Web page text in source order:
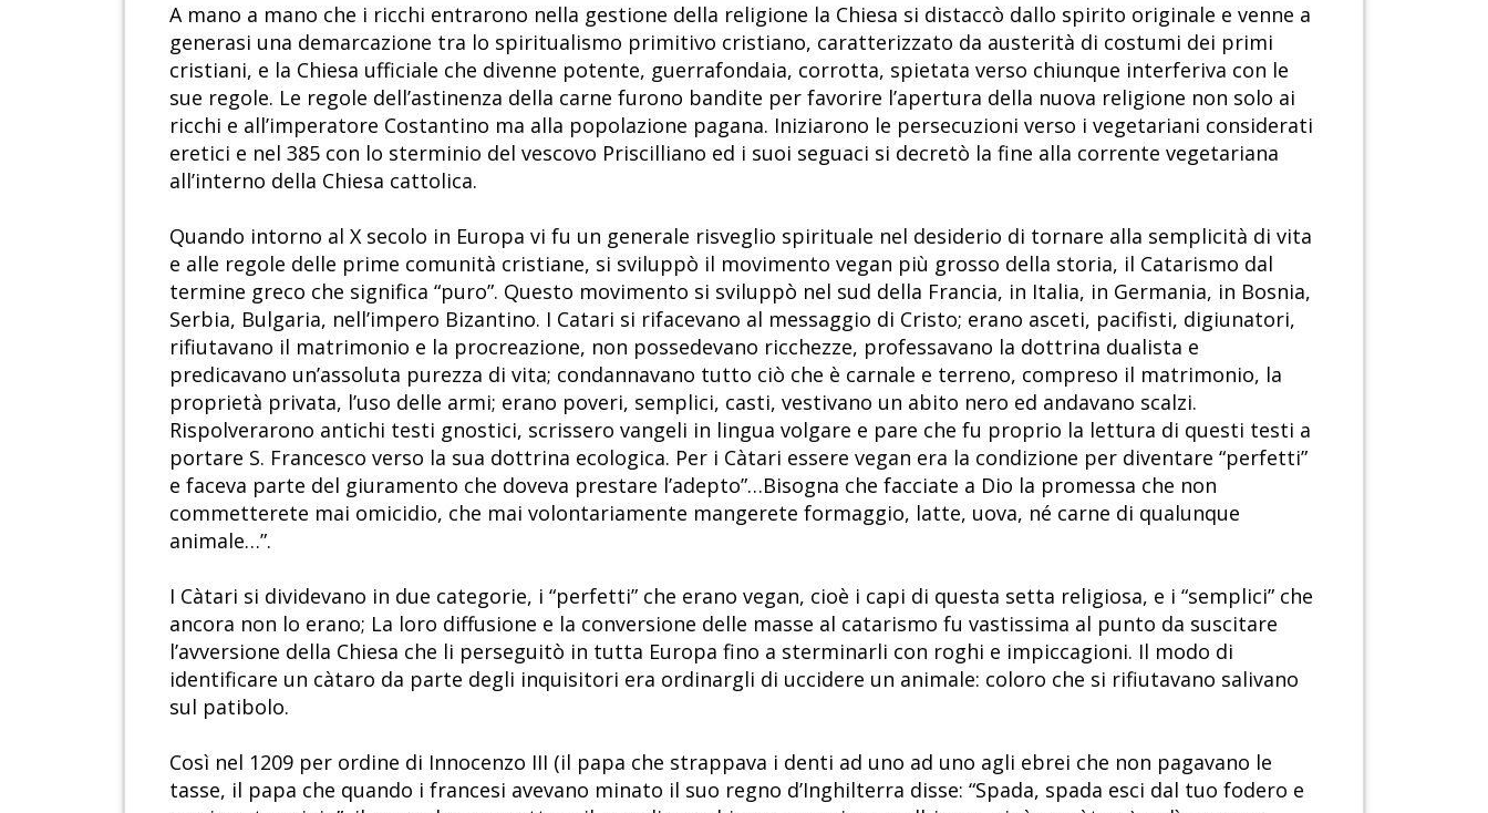
A mano a mano che i ricchi entrarono nella gestione della religione la Chiesa si distaccò dallo spirito originale e venne a
generasi una demarcazione tra lo spiritualismo primitivo cristiano, caratterizzato da austerità di costumi dei primi
cristiani, e la Chiesa ufficiale che divenne potente, guerrafondaia, corrotta, spietata verso chiunque interferiva con le
sue regole. Le regole dell’astinenza della carne furono bandite per favorire l’apertura della nuova religione non solo ai
ricchi e all’imperatore Costantino ma alla popolazione pagana. Iniziarono le persecuzioni verso i vegetariani considerati
eretici e nel 385 con lo sterminio del vescovo Priscilliano ed i suoi seguaci si decretò la fine alla corrente vegetariana
all’interno della Chiesa cattolica.
Quando intorno al X secolo in Europa vi fu un generale risveglio spirituale nel desiderio di tornare alla semplicità di vita
e alle regole delle prime comunità cristiane, si sviluppò il movimento vegan più grosso della storia, il Catarismo dal
termine greco che significa “puro”. Questo movimento si sviluppò nel sud della Francia, in Italia, in Germania, in Bosnia,
Serbia, Bulgaria, nell’impero Bizantino. I Catari si rifacevano al messaggio di Cristo; erano asceti, pacifisti, digiunatori,
rifiutavano il matrimonio e la procreazione, non possedevano ricchezze, professavano la dottrina dualista e
predicavano un’assoluta purezza di vita; condannavano tutto ciò che è carnale e terreno, compreso il matrimonio, la
proprietà privata, l’uso delle armi; erano poveri, semplici, casti, vestivano un abito nero ed andavano scalzi.
Rispolverarono antichi testi gnostici, scrissero vangeli in lingua volgare e pare che fu proprio la lettura di questi testi a
portare S. Francesco verso la sua dottrina ecologica. Per i Càtari essere vegan era la condizione per diventare “perfetti”
e faceva parte del giuramento che doveva prestare l’adepto”…Bisogna che facciate a Dio la promessa che non
commetterete mai omicidio, che mai volontariamente mangerete formaggio, latte, uova, né carne di qualunque
animale…”.
I Càtari si dividevano in due categorie, i “perfetti” che erano vegan, cioè i capi di questa setta religiosa, e i “semplici” che
ancora non lo erano; La loro diffusione e la conversione delle masse al catarismo fu vastissima al punto da suscitare
l’avversione della Chiesa che li perseguitò in tutta Europa fino a sterminarli con roghi e impiccagioni. Il modo di
identificare un càtaro da parte degli inquisitori era ordinargli di uccidere un animale: coloro che si rifiutavano salivano
sul patibolo.
Così nel 1209 per ordine di Innocenzo III (il papa che strappava i denti ad uno ad uno agli ebrei che non pagavano le
tasse, il papa che quando i francesi avevano minato il suo regno d’Inghilterra disse: “Spada, spada esci dal tuo fodero e